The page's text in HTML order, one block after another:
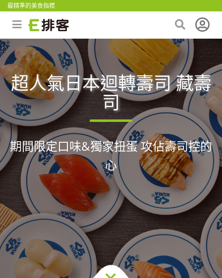
最精準的美食指標
超人氣日本迴轉壽司 藏壽
司
期間限定口味&獨家扭蛋 攻佔壽司控的
心